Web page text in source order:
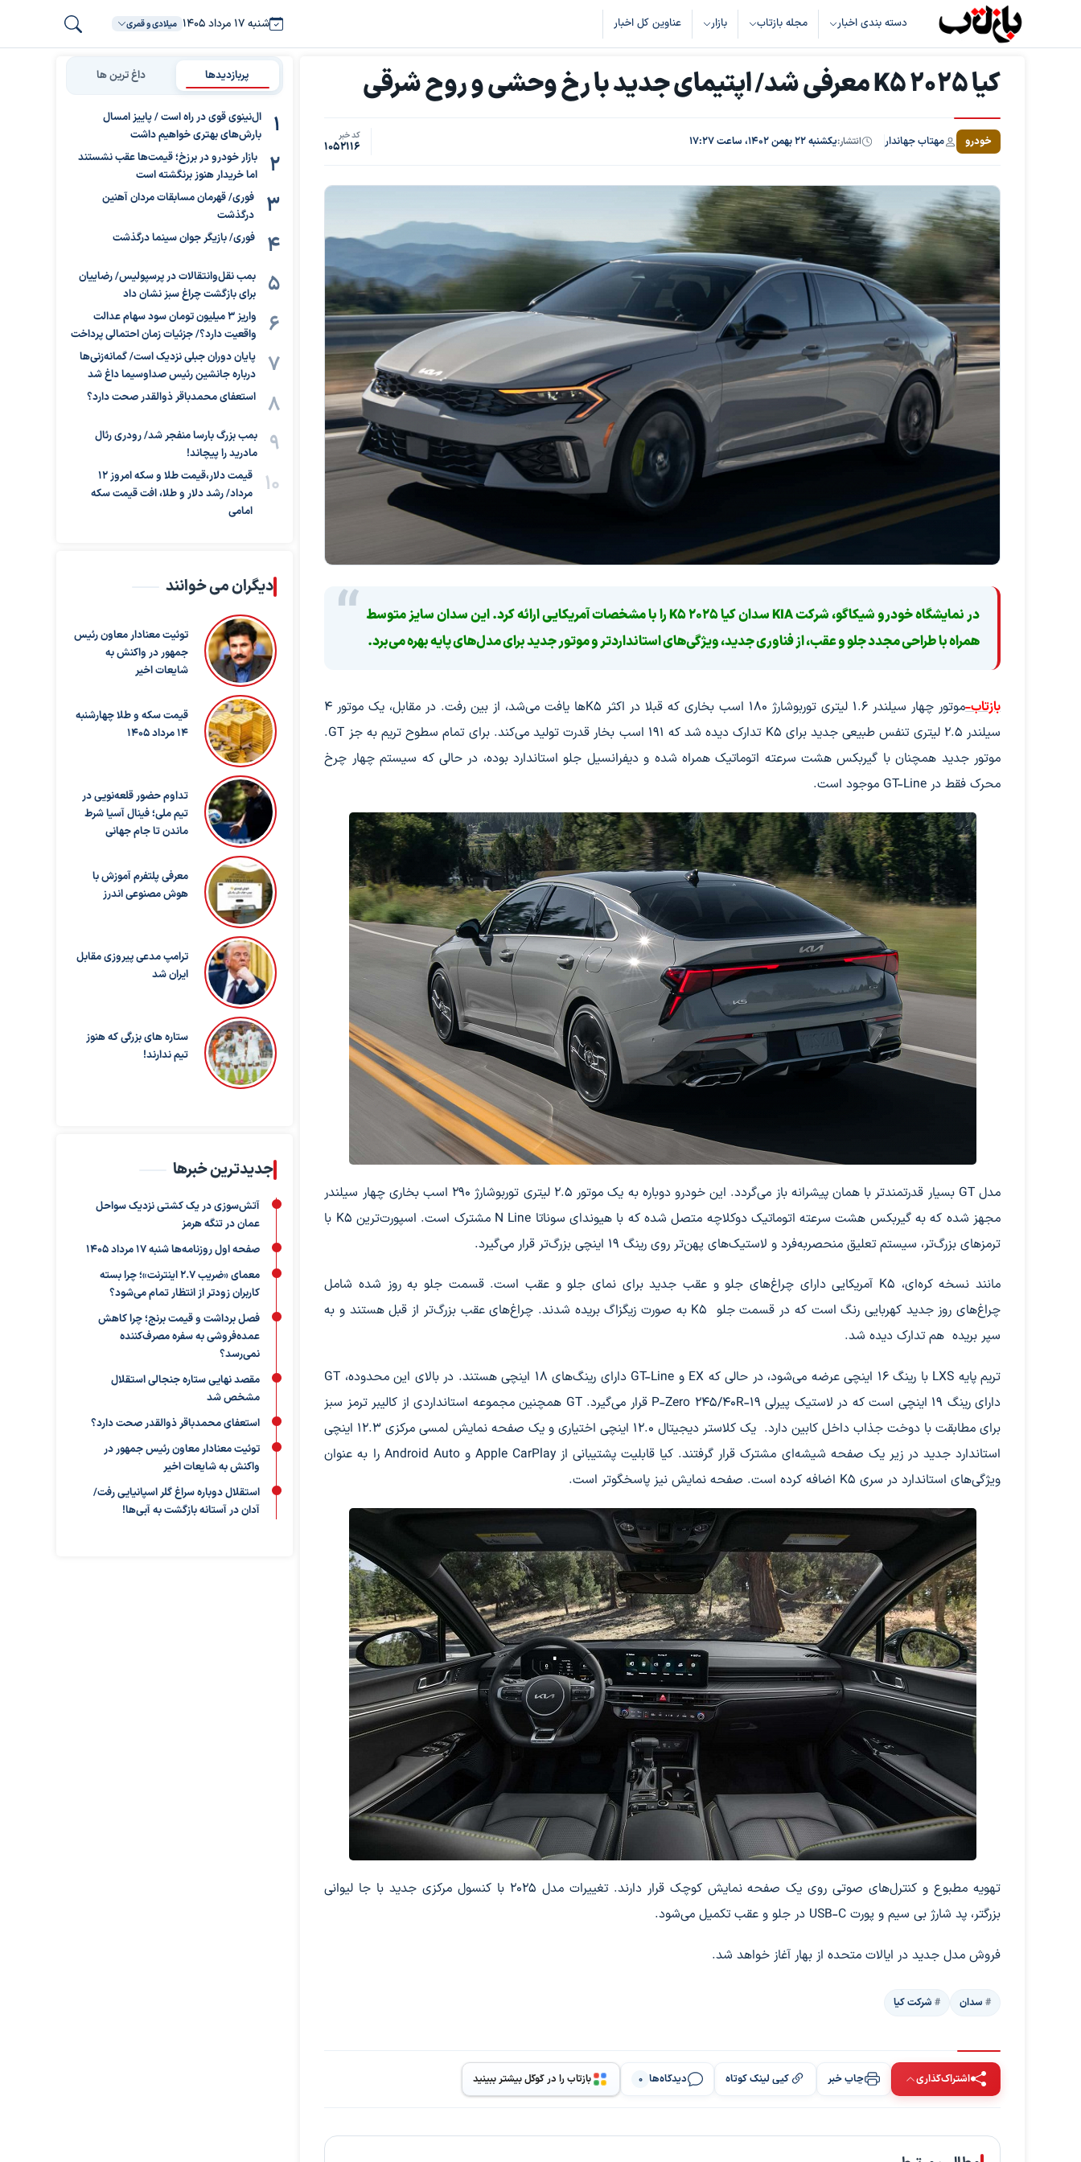
دسته بندی اخبار مجله بازتاب بازار عناوین کل اخبار شنبه ۱۷ مرداد ۱۴۰۵ میلادی و قمری
کیا K5 2025 معرفی شد/ اپتیمای جدید با رخ وحشی و روح شرقی
خودرو مهتاب جهاندار انتشار:یکشنبه ۲۲ بهمن ۱۴۰۲، ساعت ۱۷:۲۷ کد خبر
1052116
در نمایشگاه خودرو شیکاگو، شرکت KIA سدان کیا K5 2025 را با مشخصات آمریکایی ارائه کرد. این سدان سایز متوسط
همراه با طراحی مجدد جلو و عقب، از فناوری جدید، ویژگی‌های استانداردتر و موتور جدید برای مدل‌های پایه بهره می‌برد.
بازتاب-
موتور چهار سیلندر 1.6 لیتری توربوشارژ 180 اسب بخاری که قبلا در اکثر K5ها یافت می‌شد، از بین رفت. در مقابل، یک موتور 4
سیلندر 2.5 لیتری تنفس طبیعی جدید برای K5 تدارک دیده شد که 191 اسب بخار قدرت تولید می‌کند. برای تمام سطوح تریم به جز GT.
موتور جدید همچنان با گیربکس هشت سرعته اتوماتیک همراه شده و دیفرانسیل جلو استاندارد بوده، در حالی که سیستم چهار چرخ
محرک فقط در GT-Line موجود است.
مدل GT بسیار قدرتمندتر با همان پیشرانه باز می‌گردد. این خودرو دوباره به یک موتور 2.5 لیتری توربوشارژ 290 اسب بخاری چهار سیلندر
مجهز شده که به گیربکس هشت سرعته اتوماتیک دوکلاچه متصل شده که با هیوندای سوناتا N Line مشترک است. اسپورت‌ترین K5 با
ترمزهای بزرگ‌تر، سیستم تعلیق منحصربه‌فرد و لاستیک‌های پهن‌تر روی رینگ 19 اینچی بزرگ‌تر قرار می‌گیرد.
مانند نسخه کره‌ای، K5 آمریکایی دارای چراغ‌های جلو و عقب جدید برای نمای جلو و عقب است. قسمت جلو به روز شده شامل
چراغ‌های روز جدید کهربایی رنگ است که در قسمت جلو K5 به صورت زیگزاگ بریده شدند. چراغ‌های عقب بزرگ‌تر از قبل هستند و به
سپر بریده هم تدارک دیده شد.
تریم پایه LXS با رینگ 16 اینچی عرضه می‌شود، در حالی که EX و GT-Line دارای رینگ‌های 18 اینچی هستند. در بالای این محدوده، GT
دارای رینگ 19 اینچی است که در لاستیک پیرلی P-Zero 245/40R-19 قرار می‌گیرد. GT همچنین مجموعه استانداردی از کالیبر ترمز سبز
برای مطابقت با دوخت جذاب داخل کابین دارد. یک کلاستر دیجیتال 12.0 اینچی اختیاری و یک صفحه نمایش لمسی مرکزی 12.3 اینچی
استاندارد جدید در زیر یک صفحه شیشه‌ای مشترک قرار گرفتند. کیا قابلیت پشتیبانی از Apple CarPlay و Android Auto را به عنوان
ویژگی‌های استاندارد در سری K5 اضافه کرده است. صفحه نمایش نیز پاسخگوتر است.
تهویه مطبوع و کنترل‌های صوتی روی یک صفحه نمایش کوچک قرار دارند. تغییرات مدل 2025 با کنسول مرکزی جدید با جا لیوانی
بزرگتر، پد شارژ بی سیم و پورت USB-C در جلو و عقب تکمیل می‌شود.
فروش مدل جدید در ایالات متحده از بهار آغاز خواهد شد.
سدان شرکت کیا
اشتراک‌گذاری چاپ خبر کپی لینک کوتاه دیدگاه‌ها 0 بازتاب را در گوگل بیشتر ببینید
پربازدیدها داغ ترین ها
ال‌نینوی قوی در راه است / پاییز امسال
بارش‌های بهتری خواهیم داشت
بازار خودرو در برزخ؛ قیمت‌ها عقب نشستند
اما خریدار هنوز برنگشته است
فوری/ قهرمان مسابقات مردان آهنین
درگذشت
فوری/ بازیگر جوان سینما درگذشت
بمب نقل‌وانتقالات در پرسپولیس/ رضاییان
برای بازگشت چراغ سبز نشان داد
واریز ۳ میلیون تومان سود سهام عدالت
واقعیت دارد؟/ جزئیات زمان احتمالی پرداخت
پایان دوران جبلی نزدیک است/ گمانه‌زنی‌ها
درباره جانشین رئیس صداوسیما داغ شد
استعفای محمدباقر ذوالقدر صحت دارد؟
بمب بزرگ بارسا منفجر شد/ رودری رئال
مادرید را پیچاند!
قیمت دلار،قیمت طلا و سکه امروز ۱۲
مرداد/ رشد دلار و طلا، افت قیمت سکه
امامی
دیگران می خوانند
توئیت معنادار معاون رئیس
جمهور در واکنش به
شایعات اخیر
قیمت سکه و طلا چهارشنبه
14 مرداد 1405
تداوم حضور قلعه‌نویی در
تیم ملی؛ فینال آسیا شرط
ماندن تا جام جهانی
معرفی پلتفرم آموزش با
هوش مصنوعی اندرز
ترامپ مدعی پیروزی مقابل
ایران شد
ستاره های بزرگی که هنوز
تیم ندارند!
جدیدترین خبرها
آتش‌سوزی در یک کشتی نزدیک سواحل
عمان در تنگه هرمز
صفحه اول روزنامه‌ها شنبه 17 مرداد 1405
معمای «ضریب ۲.۷ اینترنت»؛ چرا بسته
کاربران زودتر از انتظار تمام می‌شود؟
فصل برداشت و قیمت برنج؛ چرا کاهش
عمده‌فروشی به سفره مصرف‌کننده
نمی‌رسد؟
مقصد نهایی ستاره جنجالی استقلال
مشخص شد
استعفای محمدباقر ذوالقدر صحت دارد؟
توئیت معنادار معاون رئیس جمهور در
واکنش به شایعات اخیر
استقلال دوباره سراغ گلر اسپانیایی رفت/
آدان در آستانه بازگشت به آبی‌ها!